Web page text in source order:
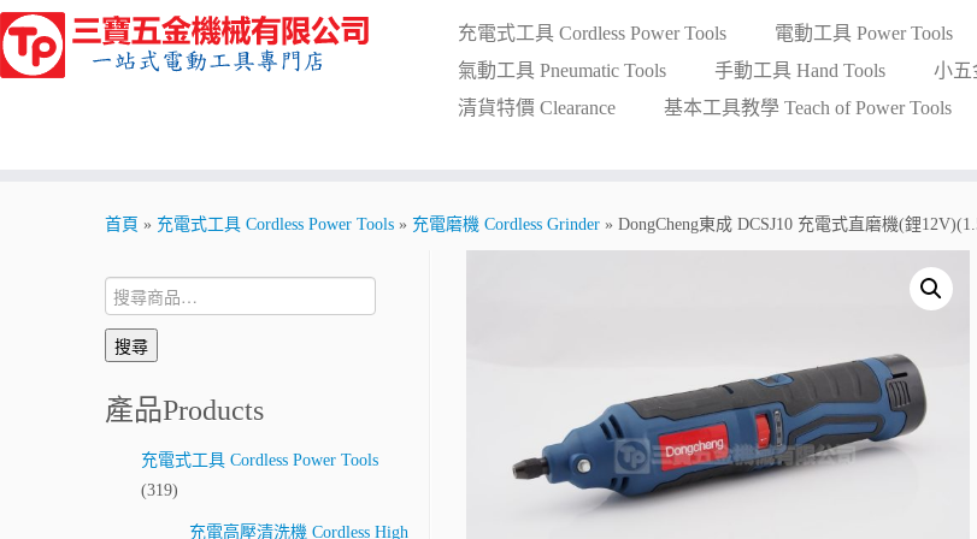
Skip
to
content
充電式工具 Cordless Power Tools 電動工具 Power Tools
氣動工具 Pneumatic Tools
手動工具 Hand Tools 小五
清貨特價 Clearance
基本工具教學 Teach of Power Tools
首頁 » 充電式工具 Cordless Power Tools » 充電磨機 Cordless Grinder » DongCheng東成 DCSJ10 充電式直磨機(鋰
搜
尋:
搜尋
產品Products
充電式工具 Cordless Power Tools
(319)
充電高壓清洗機 Cordless High